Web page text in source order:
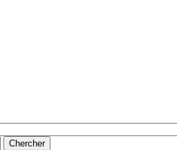
Chercher